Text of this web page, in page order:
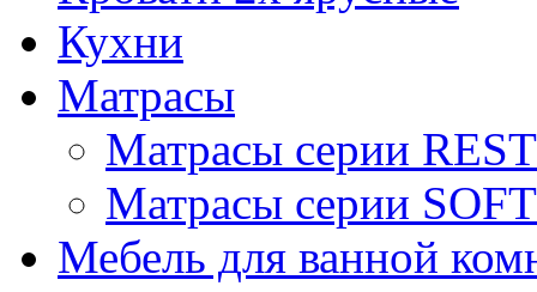
Кухни
Матрасы
Матрасы серии REST
Матрасы серии SOFT
Мебель для ванной